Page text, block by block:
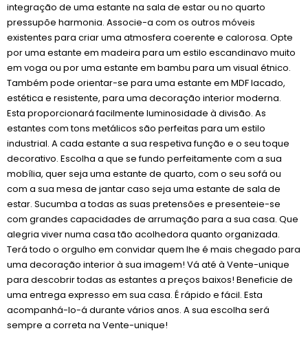
integração de uma estante na sala de estar ou no quarto
pressupõe harmonia. Associe-a com os outros móveis
existentes para criar uma atmosfera coerente e calorosa. Opte
por uma estante em madeira para um estilo escandinavo muito
em voga ou por uma estante em bambu para um visual étnico.
Também pode orientar-se para uma estante em MDF lacado,
estética e resistente, para uma decoração interior moderna.
Esta proporcionará facilmente luminosidade à divisão. As
estantes com tons metálicos são perfeitas para um estilo
industrial. A cada estante a sua respetiva função e o seu toque
decorativo. Escolha a que se fundo perfeitamente com a sua
mobília, quer seja uma estante de quarto, com o seu sofá ou
com a sua mesa de jantar caso seja uma estante de sala de
estar. Sucumba a todas as suas pretensões e presenteie-se
com grandes capacidades de arrumação para a sua casa. Que
alegria viver numa casa tão acolhedora quanto organizada.
Terá todo o orgulho em convidar quem lhe é mais chegado para
uma decoração interior à sua imagem! Vá até à Vente-unique
para descobrir todas as estantes a preços baixos! Beneficie de
uma entrega expresso em sua casa. É rápido e fácil. Esta
acompanhá-lo-á durante vários anos. A sua escolha será
sempre a correta na Vente-unique!